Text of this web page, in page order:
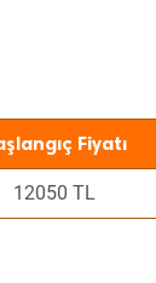
Fiyatı
12050 TL